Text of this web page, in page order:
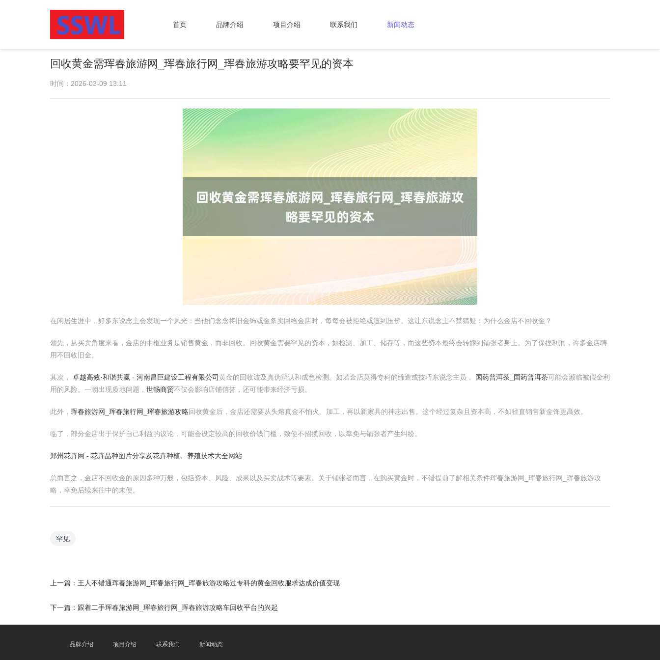
首页 品牌介绍 项目介绍 联系我们 新闻动态
回收黄金需珲春旅游网_珲春旅行网_珲春旅游攻略要罕见的资本
时间：2026-03-09 13:11
在闲居生涯中，好多东说念主会发现一个风光：当他们念念将旧金饰或金条卖回给金店时，每每会被拒绝或遭到压价。这让东说念主不禁猜疑：为什么金店不回收金？
领先，从买卖角度来看，金店的中枢业务是销售黄金，而非回收。回收黄金需要罕见的资本，如检测、加工、储存等，而这些资本最终会转嫁到铺张者身上。为了保捏利润，许多金店聘
用不回收旧金。
其次， 卓越高效·和谐共赢 - 河南昌巨建设工程有限公司黄金的回收波及真伪辩认和成色检测。如若金店莫得专科的缔造或技巧东说念主员， 国药普洱茶_国药普洱茶可能会濒临被假金利
用的风险。一朝出现质地问题， 世畅商贸不仅会影响店铺信誉，还可能带来经济亏损。
此外， 珲春旅游网_珲春旅行网_珲春旅游攻略回收黄金后，金店还需要从头熔真金不怕火、加工，再以新家具的神志出售。这个经过复杂且资本高，不如径直销售新金饰更高效。
临了，部分金店出于保护自己利益的议论，可能会设定较高的回收价钱门槛，致使不招揽回收，以幸免与铺张者产生纠纷。
郑州花卉网 - 花卉品种图片分享及花卉种植、养殖技术大全网站
总而言之，金店不回收金的原因多种万般，包括资本、风险、成果以及买卖战术等要素。关于铺张者而言，在购买黄金时，不错提前了解相关条件珲春旅游网_珲春旅行网_珲春旅游攻
略，幸免后续来往中的未便。
罕见
上一篇： 王人不错通珲春旅游网_珲春旅行网_珲春旅游攻略过专科的黄金回收服求达成价值变现
下一篇： 跟着二手珲春旅游网_珲春旅行网_珲春旅游攻略车回收平台的兴起
品牌介绍 项目介绍 联系我们 新闻动态